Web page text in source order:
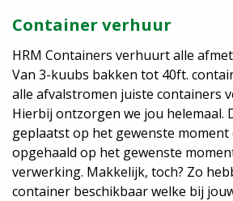
Container verhuur
HRM Containers verhuurt alle
Van 3-kuubs bakken tot 40ft.
alle afvalstromen juiste containers
Hierbij ontzorgen we jou helemaal.
geplaatst op het gewenste
opgehaald op het gewenste
verwerking. Makkelijk, toch? Zo
container beschikbaar welke bij